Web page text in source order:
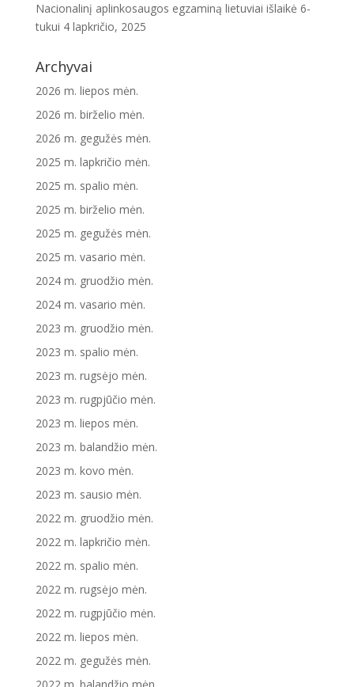
Nacionalinį aplinkosaugos egzaminą lietuviai išlaikė 6-
tukui 4 lapkričio, 2025
Archyvai
2026 m. liepos mėn.
2026 m. birželio mėn.
2026 m. gegužės mėn.
2025 m. lapkričio mėn.
2025 m. spalio mėn.
2025 m. birželio mėn.
2025 m. gegužės mėn.
2025 m. vasario mėn.
2024 m. gruodžio mėn.
2024 m. vasario mėn.
2023 m. gruodžio mėn.
2023 m. spalio mėn.
2023 m. rugsėjo mėn.
2023 m. rugpjūčio mėn.
2023 m. liepos mėn.
2023 m. balandžio mėn.
2023 m. kovo mėn.
2023 m. sausio mėn.
2022 m. gruodžio mėn.
2022 m. lapkričio mėn.
2022 m. spalio mėn.
2022 m. rugsėjo mėn.
2022 m. rugpjūčio mėn.
2022 m. liepos mėn.
2022 m. gegužės mėn.